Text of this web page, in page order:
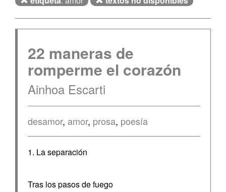
22 maneras de
romperme el corazón
Ainhoa Escarti
desamor, amor, prosa, poesía
1. La separación
Tras los pasos de fuego